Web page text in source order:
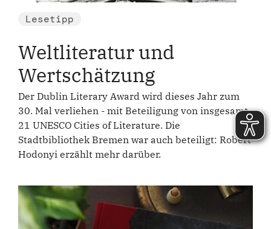
Lesetipp
Weltliteratur und
Wertschätzung
Der Dublin Literary Award wird dieses Jahr zum
30. Mal verliehen - mit Beteiligung von insgesamt
21 UNESCO Cities of Literature. Die
Stadtbibliothek Bremen war auch beteiligt: Robert
Hodonyi erzählt mehr darüber.